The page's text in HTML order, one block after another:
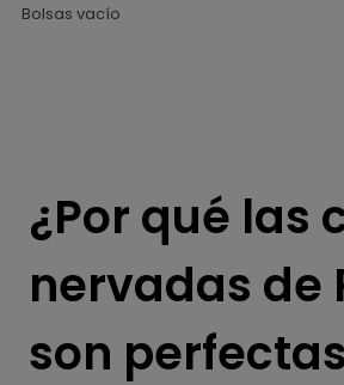
Bolsas vacío
¿Por qué las
nervadas de
son